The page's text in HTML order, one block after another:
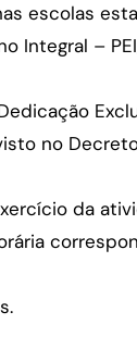
escolas
Integral –
no
da